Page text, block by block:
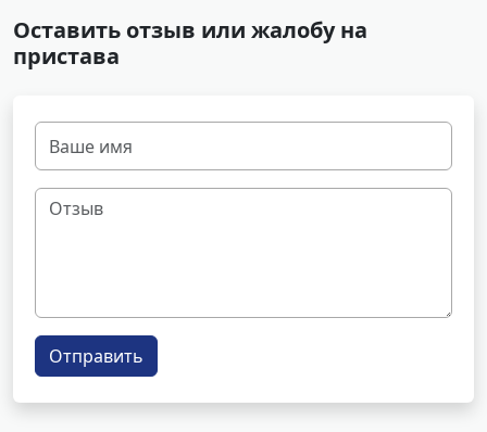
Оставить отзыв или жалобу на
пристава
Отправить